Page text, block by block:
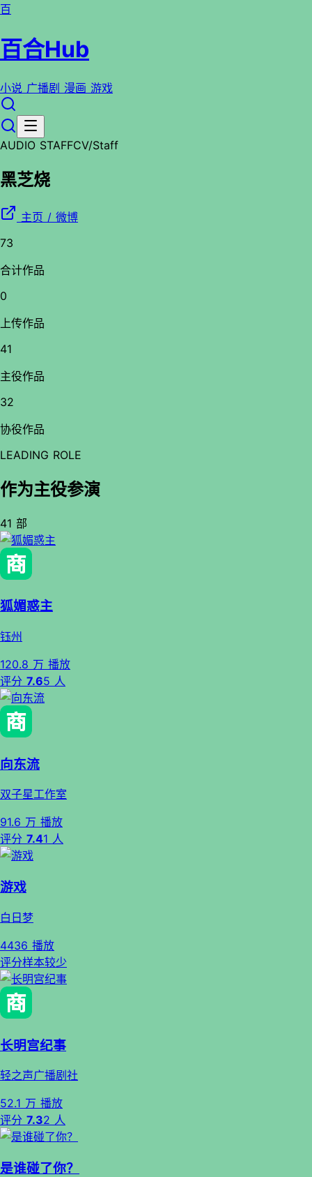
百
百合Hub
小说 广播剧 漫画 游戏
AUDIO STAFFCV/Staff
黑芝烧
主页 / 微博
73
合计作品
0
上传作品
41
主役作品
32
协役作品
LEADING ROLE
作为主役参演
41 部
狐媚惑主
钰州
120.8 万 播放
评分 7.65 人
向东流
双子星工作室
91.6 万 播放
评分 7.41 人
游戏
白日梦
4436 播放
评分样本较少
长明宫纪事
轻之声广播剧社
52.1 万 播放
评分 7.32 人
是谁碰了你？